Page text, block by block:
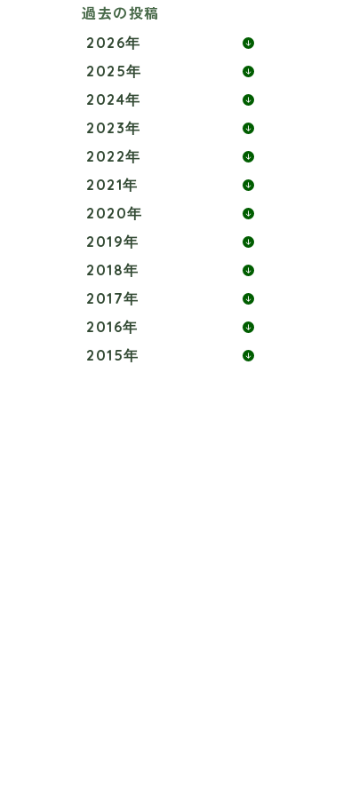
過去の投稿
2026年
2025年
2024年
2023年
2022年
2021年
2020年
2019年
2018年
2017年
2016年
2015年